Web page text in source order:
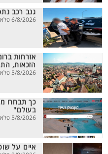
גנב רכב
6/8/2026 פלאשנט חוק ומשפט
אזרחות
הזכאות,
5/8/2026 פלאשנט עסקים
כך תבחרו
בעולם"
5/8/2026 פלאשנט עסקים
איים על